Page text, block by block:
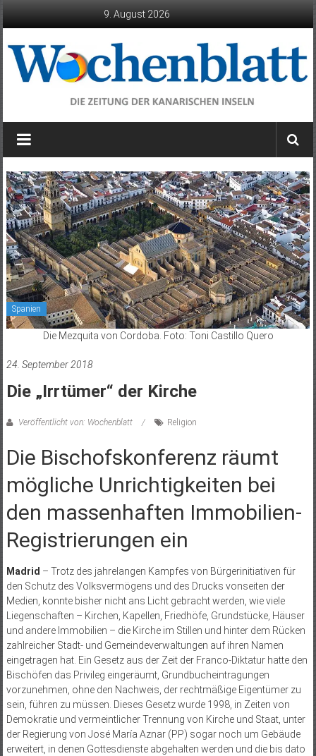
9. August 2026
Wochenblatt
die
der
Kanarischen
Inseln
Spanien
Die Mezquita von Cordoba. Foto: Toni Castillo Quero
24. September 2018
Die „Irrtümer“ der Kirche
Veröffentlicht von: Wochenblatt Religion
Die Bischofskonferenz räumt
mögliche Unrichtigkeiten bei
den massenhaften Immobilien-
Registrierungen ein
Madrid – Trotz des jahrelangen Kampfes von Bürgerinitiativen für
den Schutz des Volksvermögens und des Drucks vonseiten der
Medien, konnte bisher nicht ans Licht gebracht werden, wie viele
Liegenschaften – Kirchen, Kapellen, Friedhöfe, Grundstücke, Häuser
und andere Immobilien – die Kirche im Stillen und hinter dem Rücken
zahlreicher Stadt- und Gemeindeverwaltungen auf ihren Namen
eingetragen hat. Ein Gesetz aus der Zeit der Franco-Diktatur hatte den
Bischöfen das Privileg eingeräumt, Grundbucheintragungen
vorzunehmen, ohne den Nachweis, der rechtmäßige Eigentümer zu
sein, führen zu müssen. Dieses Gesetz wurde 1998, in Zeiten von
Demokratie und vermeintlicher Trennung von Kirche und Staat, unter
der Regierung von José María Aznar (PP) sogar noch um Gebäude
erweitert, in denen Gottesdienste abgehalten werden und die bis dato